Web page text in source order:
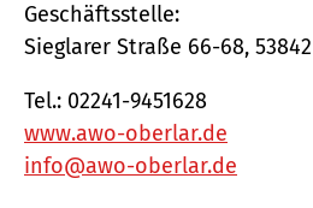
Geschäftsstelle:
Sieglarer Straße 66-68,
Tel.: 02241-9451628
www.awo-oberlar.de
info@awo-oberlar.de